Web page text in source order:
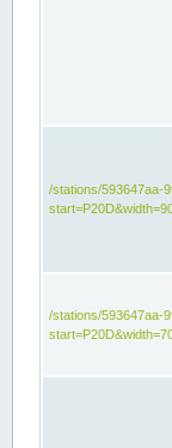
/stations/593647aa-
/stations/593647aa-